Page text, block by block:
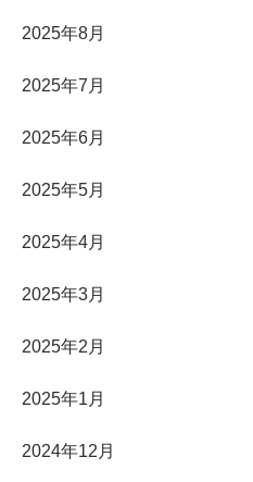
2025年8月
2025年7月
2025年6月
2025年5月
2025年4月
2025年3月
2025年2月
2025年1月
2024年12月